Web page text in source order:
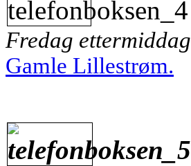
Fredag ettermiddag
Gamle Lillestrøm.